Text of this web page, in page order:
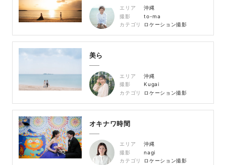
エリア
沖縄
撮影
to-ma
カテゴリ
ロケーション撮影
美ら
エリア
沖縄
撮影
Kugai
カテゴリ
ロケーション撮影
オキナワ時間
エリア
沖縄
撮影
nagi
カテゴリ
ロケーション撮影